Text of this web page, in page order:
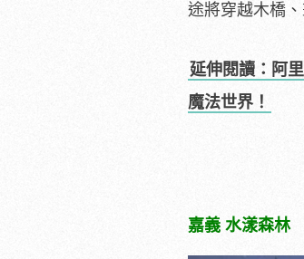
途將穿越木橋
延伸閱讀：阿
魔法世界！
嘉義 水漾森林